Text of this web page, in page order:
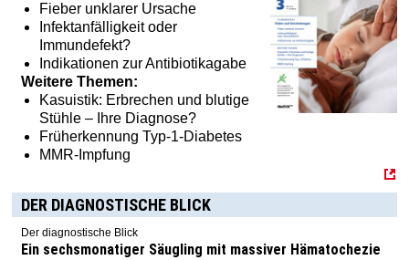
Fieber unklarer Ursache
Infektanfälligkeit oder
Immundefekt?
Indikationen zur Antibiotikagabe
Weitere Themen:
Kasuistik: Erbrechen und blutige
Stühle – Ihre Diagnose?
Früherkennung Typ-1-Diabetes
MMR-Impfung
DER DIAGNOSTISCHE BLICK
Der diagnostische Blick
Ein sechsmonatiger Säugling mit massiver Hämatochezie